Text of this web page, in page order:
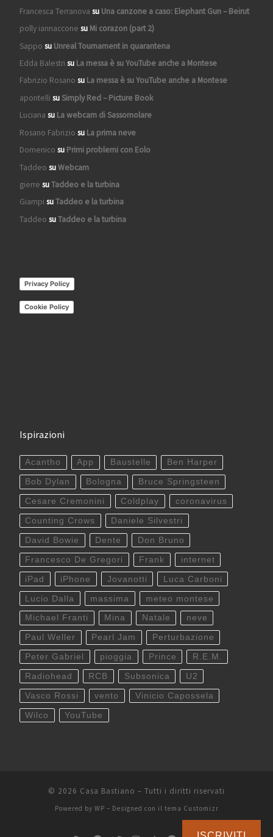
Francesca Terranova su Una canzone a caso: Elephant Gun – Beirut
polly iannaccone su Mi corazon (part 2)
Sappo su Unreal Tournament in quarantena
Edda Balestri su La messa è su YouTube anche a Montese
Fabrizio Rosano su La messa è su YouTube anche a Montese
apontelli suSimply Red – Picture Book
Luciana su La webcam di Sassomolare
Rosano Fabrizio su La prima neve
Domenico su Primi problemi con Eolo
Taddeo suWebcam
gierre suTaddeo e la turbina
Giampi suTaddeo e la turbina
Taddeo suTaddeo e la turbina
Privacy Policy
Cookie Policy
Ispirazioni
Acantho App Baustelle Ben Harper
Bob Dylan Bologna Bruce Springsteen
Cesare Cremonini Coldplay coronavirus
Counting Crows Daniele Silvestri
David Bowie Dente Don Bruno
Francesco De Gregori Frank internet
iPad iPhone Jovanotti Luca Carboni
Lucio Dalla massima meteo montese
Michael Franti Mina Natale neve
Paul Weller Pearl Jam Perturbazione
Peter Gabriel pioggia Prince R.E.M.
Radiohead RCB Subsonica U2
Vasco Rossi vento Vinicio Capossela
Wilco YouTube
© 2026 Casa Bastiano – Tutti i diritti riservati
Powered by WP – Designed con il tema Customizr